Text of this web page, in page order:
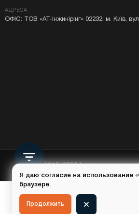
Каталог Корзина
АДРЕСА
ОФІС: ТОВ «АТ-Інжинірінг» 02232, м. Київ,
© 2015-2026Lavita.ua — всі
Я даю согласие на использование
браузере.